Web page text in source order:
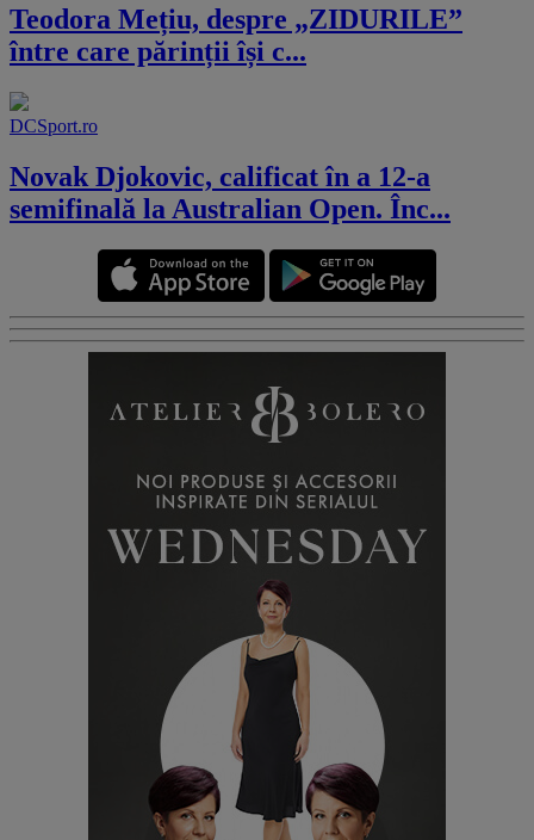
Teodora Mețiu, despre „ZIDURILE”
între care părinții își c...
DCSport.ro
Novak Djokovic, calificat în a 12-a
semifinală la Australian Open. Înc...